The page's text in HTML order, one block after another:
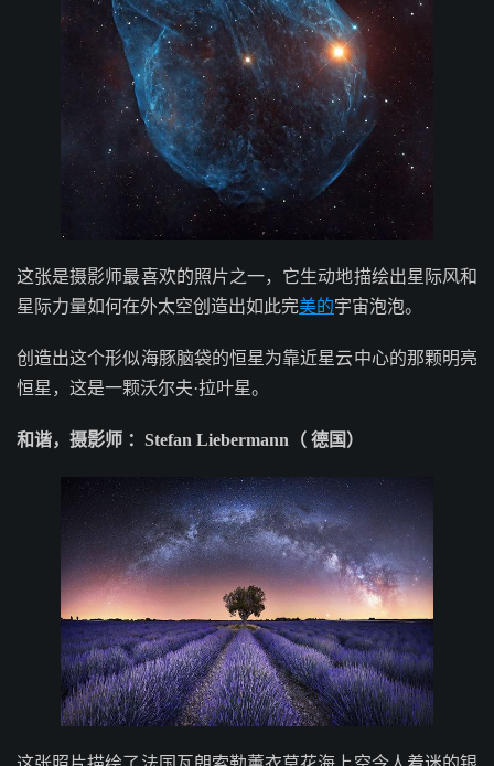
这张是摄影师最喜欢的照片之一，它生动地描绘出星际风和
星际力量如何在外太空创造出如此完美的宇宙泡泡。
创造出这个形似海豚脑袋的恒星为靠近星云中心的那颗明亮
恒星，这是一颗沃尔夫·拉叶星。
和谐，摄影师 ：Stefan Liebermann（ 德国）